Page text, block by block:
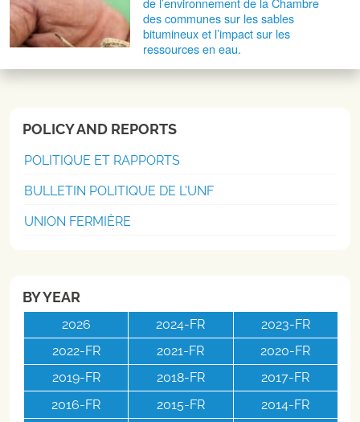
des communes sur les sables
bitumineux et l’impact sur les
ressources en eau.
POLICY AND REPORTS
POLITIQUE ET RAPPORTS
BULLETIN POLITIQUE DE L'UNF
UNION FERMIÈRE
BY YEAR
2026 2024-FR
2023-FR
2022-FR
2021-FR
2020-FR
2019-FR
2018-FR
2017-FR
2016-FR
2015-FR
2014-FR